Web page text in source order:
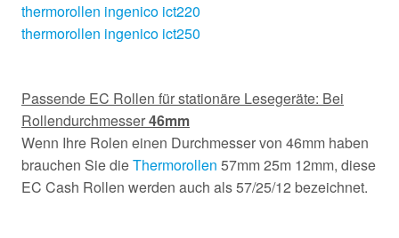
thermorollen ingenico ict220
thermorollen ingenico ict250
Passende EC Rollen für stationäre Lesegeräte: Bei
Rollendurchmesser46mm
Wenn Ihre Rolen einen Durchmesser von 46mm haben
brauchen Sie dieThermorollen 57mm 25m 12mm, diese
EC Cash Rollen werden auch als 57/25/12 bezeichnet.